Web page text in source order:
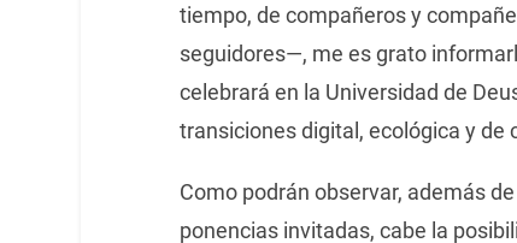
tiempo, de compañeros y
seguidores—, me es grato
celebrará en la Universidad de
transiciones digital, ecológica y de
Como podrán observar, además
ponencias invitadas, cabe la